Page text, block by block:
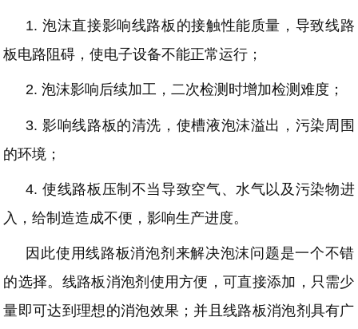
1. 泡沫直接影响线路板的接触性能质量，导致线路
板电路阻碍，使电子设备不能正常运行；
2. 泡沫影响后续加工，二次检测时增加检测难度 ；
3. 影响线路板的清洗，使槽液泡沫溢出，污染周围
的环境；
4. 使线路板压制不当导致空气、水气以及污染物进
入，给制造造成不便，影响生产进度。
因此使用线路板消泡剂来解决泡沫问题是一个不错
的选择。线路板消泡剂使用方便，可直接添加，只需少
量即可达到理想的消泡效果；并且线路板消泡剂具有广